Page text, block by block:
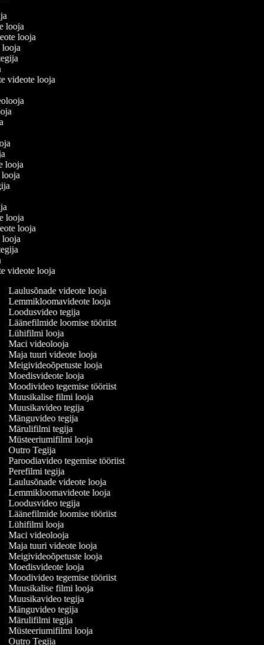
looja
looja
looja
videote looja
looja
looja
looja
looja
looja
videote looja
Laulusõnade videote looja
Lemmikloomavideote looja
Loodusvideo tegija
Läänefilmide loomise tööriist
Lühifilmi looja
Maci videolooja
Maja tuuri videote looja
Meigivideoõpetuste looja
Moedisvideote looja
Moodivideo tegemise tööriist
Muusikalise filmi looja
Muusikavideo tegija
Mänguvideo tegija
Märulifilmi tegija
Müsteeriumifilmi looja
Outro Tegija
Paroodiavideo tegemise tööriist
Perefilmi tegija
Laulusõnade videote looja
Lemmikloomavideote looja
Loodusvideo tegija
Läänefilmide loomise tööriist
Lühifilmi looja
Maci videolooja
Maja tuuri videote looja
Meigivideoõpetuste looja
Moedisvideote looja
Moodivideo tegemise tööriist
Muusikalise filmi looja
Muusikavideo tegija
Mänguvideo tegija
Märulifilmi tegija
Müsteeriumifilmi looja
Outro Tegija